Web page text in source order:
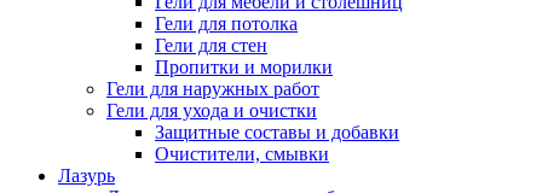
Гели для потолка
Гели для стен
Пропитки и морилки
Гели для наружных работ
Гели для ухода и очистки
Защитные составы и добавки
Очистители, смывки
Лазурь